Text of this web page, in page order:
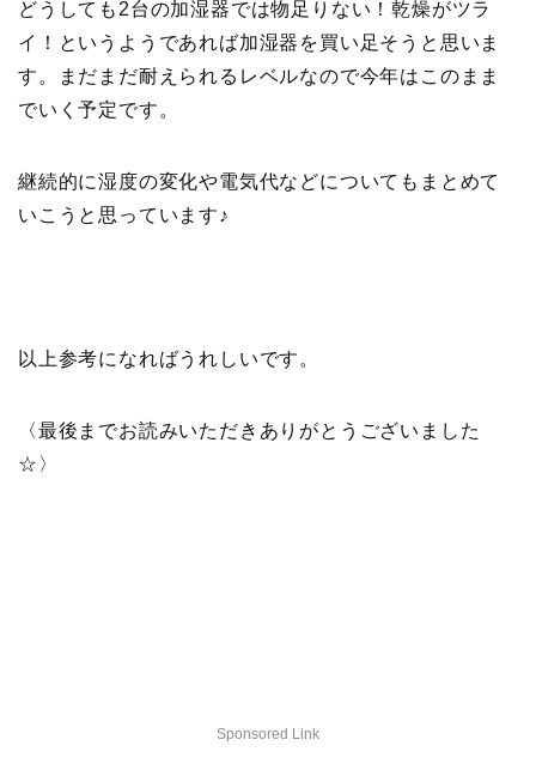
どうしても2台の加湿器では物足りない！乾燥がツラ
イ！というようであれば加湿器を買い足そうと思いま
す。まだまだ耐えられるレベルなので今年はこのまま
でいく予定です。
継続的に湿度の変化や電気代などについてもまとめて
いこうと思っています♪
以上参考になればうれしいです。
〈最後までお読みいただきありがとうございました
☆〉
Sponsored Link